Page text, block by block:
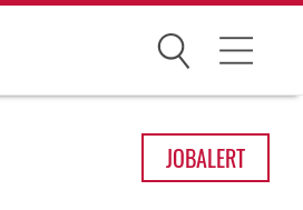
Suchen
JOBALERT